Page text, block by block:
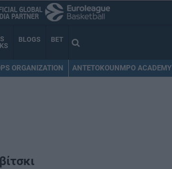
BLOGS BET
ORGANIZATION ANTETOKOUNMPO ACADEMY